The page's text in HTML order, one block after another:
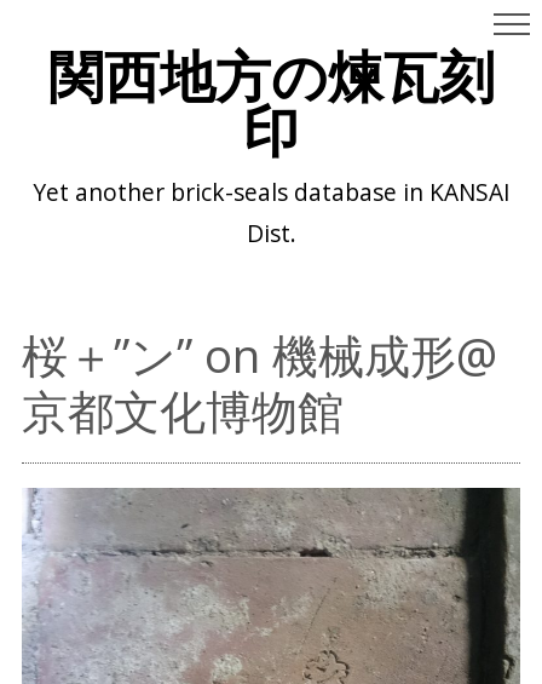
関西地方の煉瓦刻
印
Yet another brick-seals database in KANSAI
Dist.
桜＋”ン” on 機械成形@
京都文化博物館